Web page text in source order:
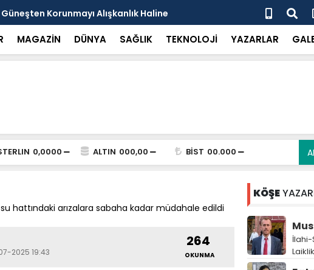
Korunmayı Alışkanlık Haline
Haliliye’de her gün 4 bin
MAGAZİN DÜNYA SAĞLIK TEKNOLOJİ YAZARLAR
0,0000 ALTIN 000,00 BİST 00.000
hattındaki arızalara sabaha kadar müdahale edildi
2025 19:43
264
OKUNMA
KÖŞE